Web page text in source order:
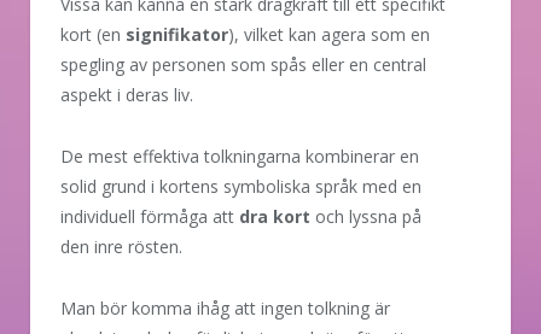
kort (en signifikator), vilket kan agera som en
spegling av personen som spås eller en central
aspekt i deras liv.
De mest effektiva tolkningarna kombinerar en
solid grund i kortens symboliska språk med en
individuell förmåga att dra kort och lyssna på
den inre rösten.
Man bör komma ihåg att ingen tolkning är